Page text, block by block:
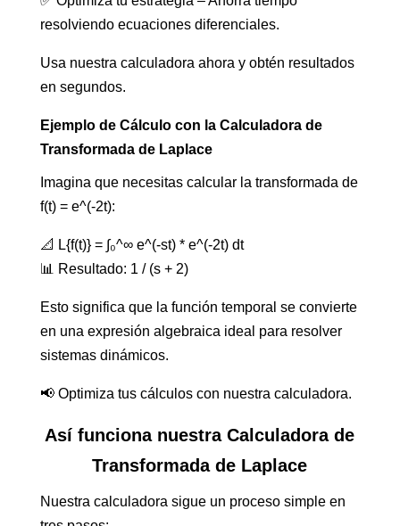
resolviendo ecuaciones diferenciales.
Usa nuestra calculadora ahora y obtén resultados
en segundos.
Ejemplo de Cálculo con la Calculadora de
Transformada de Laplace
Imagina que necesitas calcular la transformada de
f(t) = e^(-2t):
📐 L{f(t)} = ∫₀^∞ e^(-st) * e^(-2t) dt
📊 Resultado: 1 / (s + 2)
Esto significa que la función temporal se convierte
en una expresión algebraica ideal para resolver
sistemas dinámicos.
📢 Optimiza tus cálculos con nuestra calculadora.
Así funciona nuestra Calculadora de
Transformada de Laplace
Nuestra calculadora sigue un proceso simple en